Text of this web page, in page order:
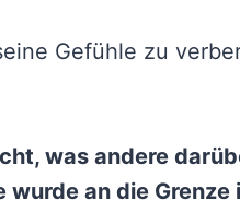
Gefühle zu
was andere
an die Grenze